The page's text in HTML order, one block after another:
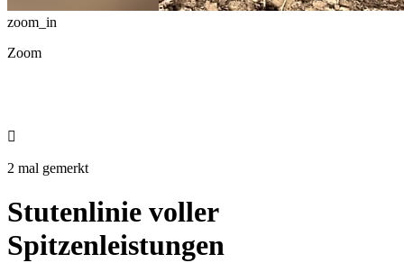
zoom_in
Zoom

2 mal gemerkt
Stutenlinie voller
Spitzenleistungen